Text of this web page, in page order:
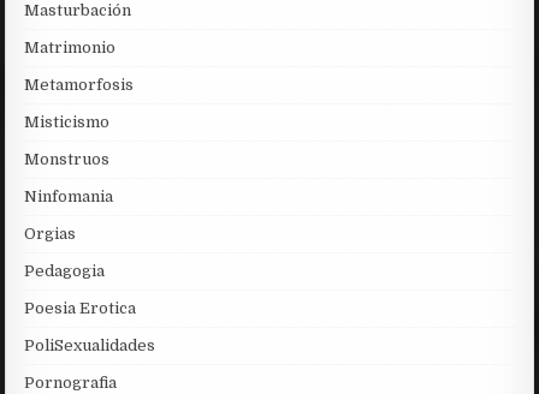
Masturbación
Matrimonio
Metamorfosis
Misticismo
Monstruos
Ninfomania
Orgias
Pedagogia
Poesia Erotica
PoliSexualidades
Pornografia